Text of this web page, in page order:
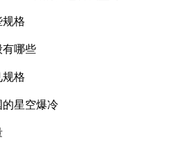
规格
有哪些
规格
星空爆冷